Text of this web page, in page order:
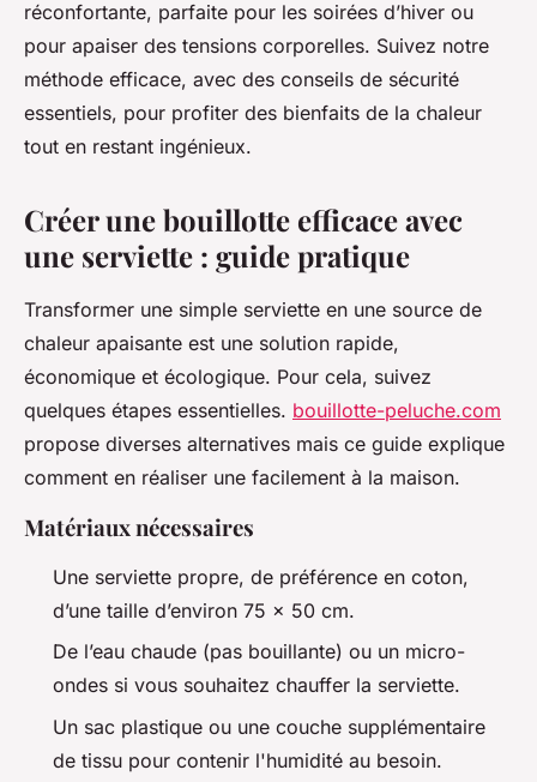
réconfortante, parfaite pour les soirées d’hiver ou
pour apaiser des tensions corporelles. Suivez notre
méthode efficace, avec des conseils de sécurité
essentiels, pour profiter des bienfaits de la chaleur
tout en restant ingénieux.
Créer une bouillotte efficace avec
une serviette : guide pratique
Transformer une simple serviette en une source de
chaleur apaisante est une solution rapide,
économique et écologique. Pour cela, suivez
quelques étapes essentielles. bouillotte-peluche.com
propose diverses alternatives mais ce guide explique
comment en réaliser une facilement à la maison.
Matériaux nécessaires
Une serviette propre, de préférence en coton,
d’une taille d’environ 75 x 50 cm.
De l’eau chaude (pas bouillante) ou un micro-
ondes si vous souhaitez chauffer la serviette.
Un sac plastique ou une couche supplémentaire
de tissu pour contenir l'humidité au besoin.